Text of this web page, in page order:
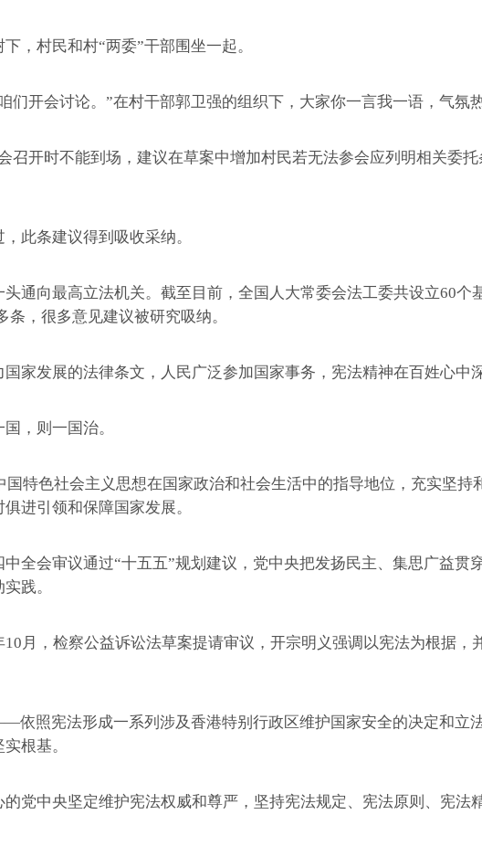
村民和村“两委”干部围坐一起。
开会讨论。”在村干部郭卫强的组织下，大家你一言我一语，气氛热
开时不能到场，建议在草案中增加村民若无法参会应列明相关委
此条建议得到吸收采纳。
向最高立法机关。截至目前，全国人大常委会法工委共设立60个
，很多意见建议被研究吸纳。
发展的法律条文，人民广泛参加国家事务，宪法精神在百姓心中深
，则一国治。
色社会主义思想在国家政治和社会生活中的指导地位，充实坚持
进引领和保障国家发展。
审议通过“十五五”规划建议，党中央把发扬民主、集思广益贯
践。
，检察公益诉讼法草案提请审议，开宗明义强调以宪法为根据，
宪法形成一系列涉及香港特别行政区维护国家安全的决定和立法
根基。
中央坚定维护宪法权威和尊严，坚持宪法规定、宪法原则、宪法